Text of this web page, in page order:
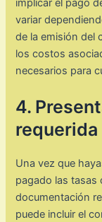
implicar el pago
variar
de la emisión del
los costos
necesarios para
4.
requerida
Una vez que
pagado las tasas
documentación
puede incluir el